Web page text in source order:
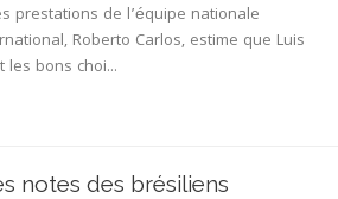
prestations de l’équipe nationale
Roberto Carlos, estime que Luis
les bons choi...
notes des brésiliens